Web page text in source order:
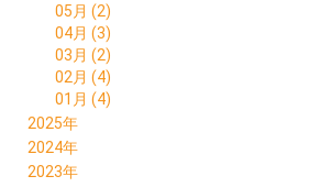
05月 (2)
04月 (3)
03月 (2)
02月 (4)
01月 (4)
2025年
12月 (1)
11月 (4)
2024年
12月 (4)
2023年